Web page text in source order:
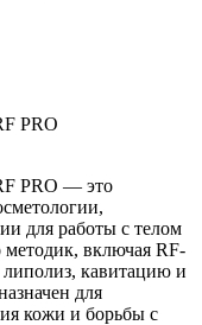
PRO
PRO — это
для работы с телом
включая RF-
кавитацию и
для
кожи и борьбы с